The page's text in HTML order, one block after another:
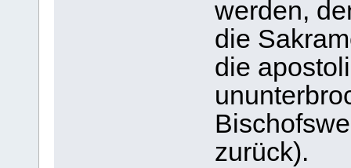
werden,
die
die
zurück).